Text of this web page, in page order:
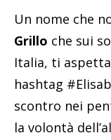
Un nome che
Grillo che sui
Italia, ti
hashtag
scontro nei
la volontà